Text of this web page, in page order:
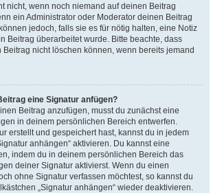
nicht, wenn noch niemand auf deinen Beitrag
ein Administrator oder Moderator deinen Beitrag
jedoch, falls sie es für nötig halten, eine Notiz
Beitrag überarbeitet wurde. Bitte beachte, dass
nicht löschen können, wenn bereits jemand
eine Signatur anfügen?
Beitrag anzufügen, musst du zunächst eine
in deinem persönlichen Bereich entwerfen.
erstellt und gespeichert hast, kannst du in jedem
anhängen“ aktivieren. Du kannst eine
indem du in deinem persönlichen Bereich das
deiner Signatur aktivierst. Wenn du einen
ohne Signatur verfassen möchtest, so kannst du
„Signatur anhängen“ wieder deaktivieren.